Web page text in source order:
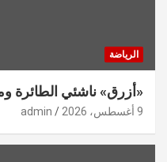
الرياضة
«أزرق» ناشئي الطائرة
9 أغسطس، 2026 admin